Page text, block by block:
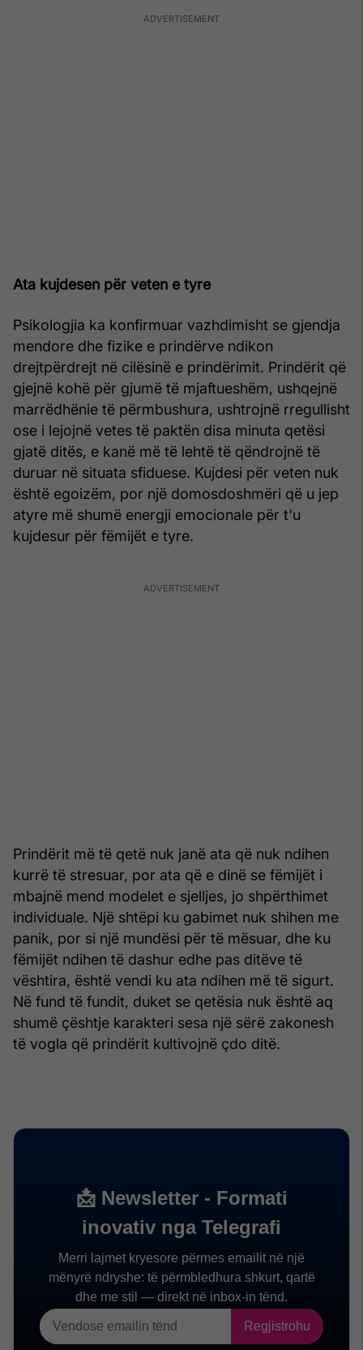
Ata kujdesen për veten e tyre
Psikologjia ka konfirmuar vazhdimisht se gjendja
mendore dhe fizike e prindërve ndikon
drejtpërdrejt në cilësinë e prindërimit. Prindërit që
gjejnë kohë për gjumë të mjaftueshëm, ushqejnë
marrëdhënie të përmbushura, ushtrojnë rregullisht
ose i lejojnë vetes të paktën disa minuta qetësi
gjatë ditës, e kanë më të lehtë të qëndrojnë të
duruar në situata sfiduese. Kujdesi për veten nuk
është egoizëm, por një domosdoshmëri që u jep
atyre më shumë energji emocionale për t'u
kujdesur për fëmijët e tyre.
Prindërit më të qetë nuk janë ata që nuk ndihen
kurrë të stresuar, por ata që e dinë se fëmijët i
mbajnë mend modelet e sjelljes, jo shpërthimet
individuale. Një shtëpi ku gabimet nuk shihen me
panik, por si një mundësi për të mësuar, dhe ku
fëmijët ndihen të dashur edhe pas ditëve të
vështira, është vendi ku ata ndihen më të sigurt.
Në fund të fundit, duket se qetësia nuk është aq
shumë çështje karakteri sesa një sërë zakonesh
të vogla që prindërit kultivojnë çdo ditë.